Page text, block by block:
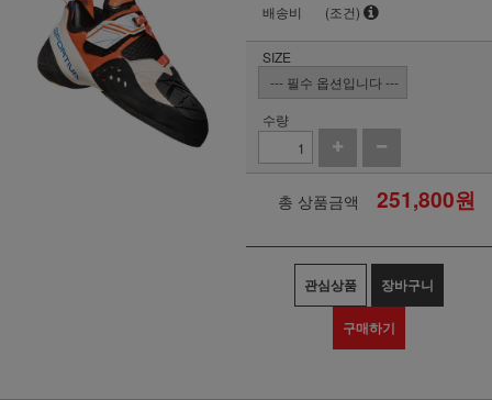
배송비 (조건)
SIZE
수량
총 상품금액 251,800원
관심상품 장바구니
구매하기